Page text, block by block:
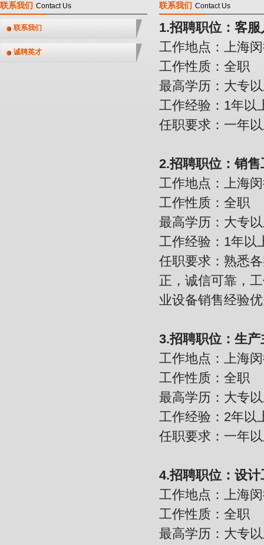
联系我们 Contact Us
联系我们
诚聘英才
联系我们 Contact Us
1.招聘职位：客服
工作地点：上海
工作性质：全职
最高学历：大专
工作经验：1年以
任职要求：一年
2.招聘职位：销售
工作地点：上海
工作性质：全职
最高学历：大专
工作经验：1年以
任职要求：熟悉
正，诚信可靠，
业设备销售经验
3.招聘职位：生产
工作地点：上海
工作性质：全职
最高学历：大专
工作经验：2年以
任职要求：一年
4.招聘职位：设计
工作地点：上海
工作性质：全职
最高学历：大专